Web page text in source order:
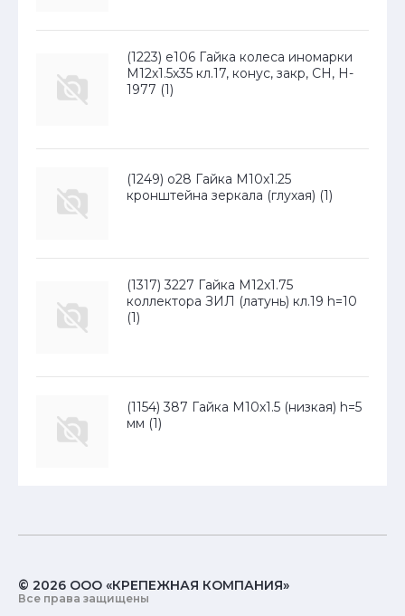
(1223) е106 Гайка колеса иномарки
М12х1.5х35 кл.17, конус, закр, СН, H-
1977 (1)
(1249) о28 Гайка М10x1.25
кронштейна зеркала (глухая) (1)
(1317) 3227 Гайка М12x1.75
коллектора ЗИЛ (латунь) кл.19 h=10
(1)
(1154) 387 Гайка М10x1.5 (низкая) h=5
мм (1)
© 2026 ООО «КРЕПЕЖНАЯ КОМПАНИЯ»
Все права защищены